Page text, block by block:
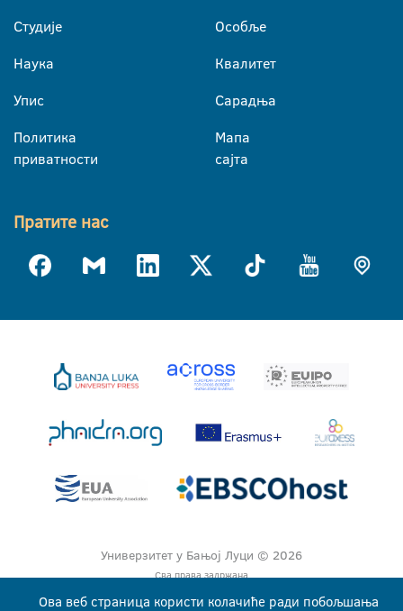
Студије
Наука
Упис
Политика
приватности
Особље
Квалитет
Сарадња
Мапа
сајта
Пратите нас
Универзитет у Бањој Луци © 2026
Сва права задржана
Ова веб страница користи колачиће ради побољшања